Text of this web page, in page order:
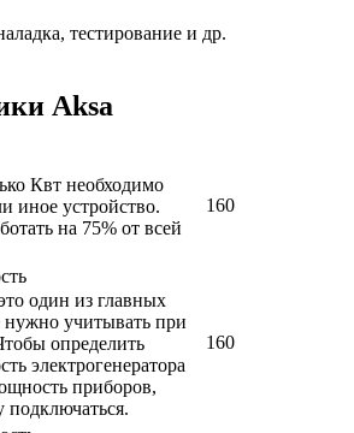
тестирование и др.
Aksa
Квт необходимо
иное устройство.
на 75% от всей
160
один из главных
нужно учитывать при
определить
электрогенератора
приборов,
подключаться.
160